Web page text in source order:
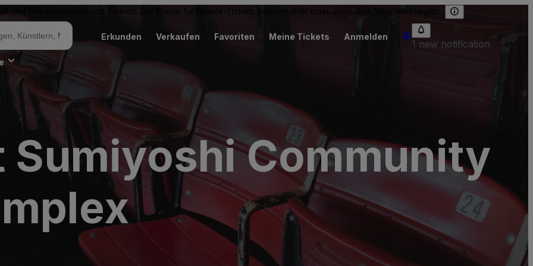
und Wiederverkauf von Tickets. Die Preise für Resale-Tickets können über oder unter dem Nennwert liegen.
Erkunden Verkaufen Favoriten Meine Tickets Anmelden
1 new notification
Sumiyoshi Community